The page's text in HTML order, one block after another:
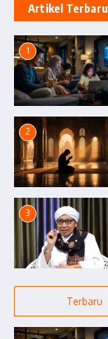
Artikel Terbaru
1
2
3
Terbaru